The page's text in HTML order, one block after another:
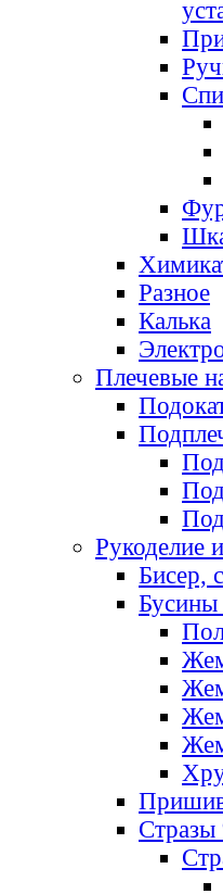
Разное
Калька
Плечевые
Рукоделие
Бисер,
Бусины
Стразы